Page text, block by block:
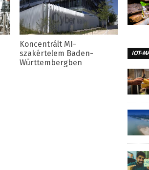
Koncentrált MI-
szakértelem Baden-
Württembergben
IOT-